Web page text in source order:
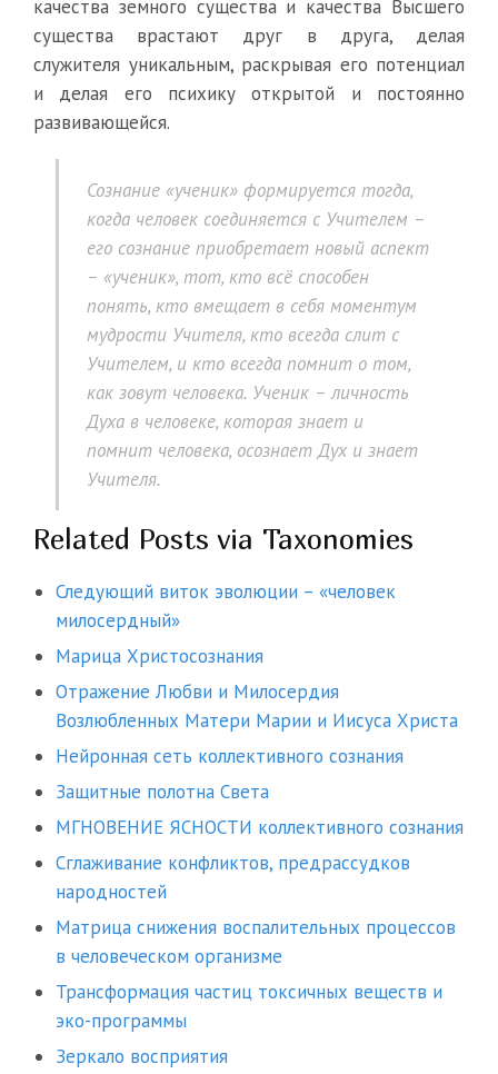
качества земного существа и качества Высшего
существа врастают друг в друга, делая
служителя уникальным, раскрывая его потенциал
и делая его психику открытой и постоянно
развивающейся.
Сознание «ученик» формируется тогда,
когда человек соединяется с Учителем –
его сознание приобретает новый аспект
– «ученик», тот, кто всё способен
понять, кто вмещает в себя моментум
мудрости Учителя, кто всегда слит с
Учителем, и кто всегда помнит о том,
как зовут человека. Ученик – личность
Духа в человеке, которая знает и
помнит человека, осознает Дух и знает
Учителя.
Related Posts via Taxonomies
Следующий виток эволюции – «человек
милосердный»
Марица Христосознания
Отражение Любви и Милосердия
Возлюбленных Матери Марии и Иисуса Христа
Нейронная сеть коллективного сознания
Защитные полотна Света
МГНОВЕНИЕ ЯСНОСТИ коллективного сознания
Сглаживание конфликтов, предрассудков
народностей
Матрица снижения воспалительных процессов
в человеческом организме
Трансформация частиц токсичных веществ и
эко-программы
Зеркало восприятия